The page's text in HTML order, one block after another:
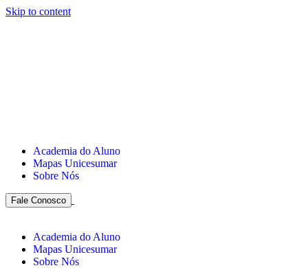
Skip to content
Academia do Aluno
Mapas Unicesumar
Sobre Nós
Fale Conosco
Academia do Aluno
Mapas Unicesumar
Sobre Nós